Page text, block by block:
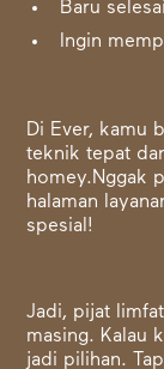
Baru
Ingin
Di Ever, kamu
teknik tepat
homey.Nggak
halaman
spesial!
Jadi, pijat
masing. Kalau
jadi pilihan.